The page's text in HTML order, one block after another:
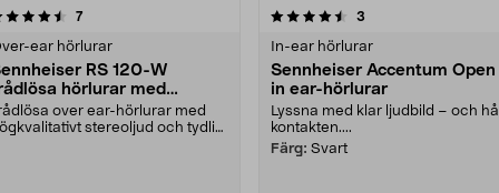
7recensioner
ear hörlurar
RS 120-W
hörlurar med
over ear-hörlurar med
stereoljud och tydligt
4.5 av 5 stjärnor 3
In-ear hörlurar
Sennheiser Accentum Open
in ear-hörlurar
Lyssna med klar ljudbild – och
kontakten....
Färg: Svart
4.0 av 5 stjärnor